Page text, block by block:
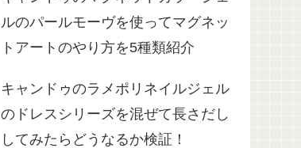
ルのパールモーヴを使ってマグネッ
トアートのやり方を5種類紹介
キャンドゥのラメポリネイルジェル
のドレスシリーズを混ぜて長さだし
してみたらどうなるか検証！